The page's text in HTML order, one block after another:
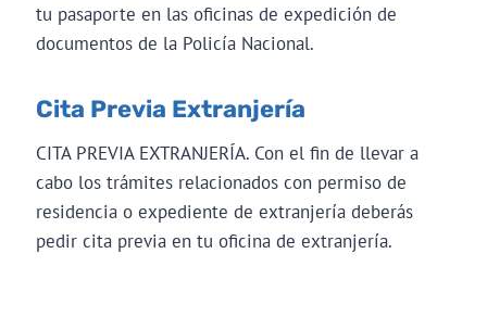
tu pasaporte en las oficinas de expedición de
documentos de la Policía Nacional.
Cita Previa Extranjería
CITA PREVIA EXTRANJERÍA. Con el fin de llevar a
cabo los trámites relacionados con permiso de
residencia o expediente de extranjería deberás
pedir cita previa en tu oficina de extranjería.